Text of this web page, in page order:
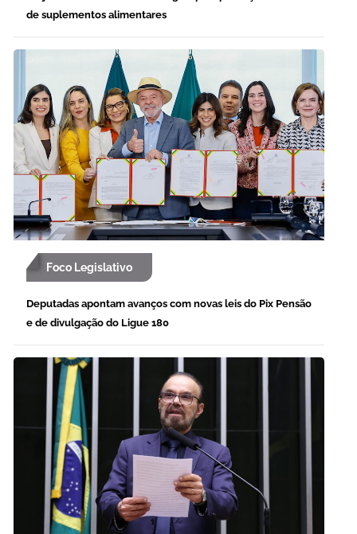
de suplementos alimentares
Foco Legislativo
Deputadas apontam avanços com novas leis do Pix Pensão
e de divulgação do Ligue 180